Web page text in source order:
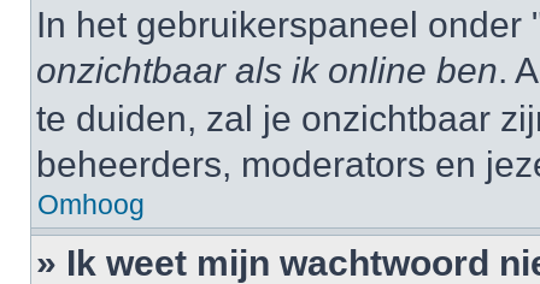
In het gebruikerspaneel
onzichtbaar als ik online ben.
te duiden, zal je onzichtbaar
beheerders, moderators en
Omhoog
» Ik weet mijn wachtwoord